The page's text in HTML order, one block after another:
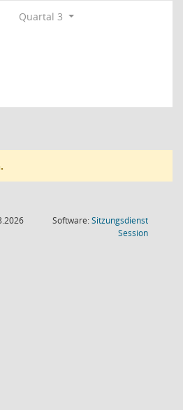
Quartal 3
Software:Sitzungsdienst
Session(Wird in